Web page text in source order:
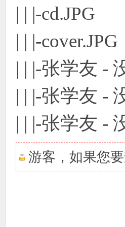
| | |-cd.JPG
| | |-cover.JPG
| | |-张学友 -
| | |-张学友 -
| | |-张学友 -
游客，如果您